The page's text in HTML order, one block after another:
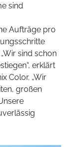
sind
Aufträge pro
sind schon
erklärt
Color. „Wir
großen